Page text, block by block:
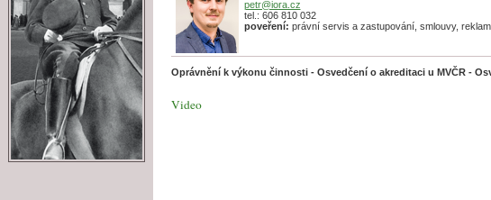
petr@iora.cz
tel.: 606 810 032
poveření: právní servis a zastupování, smlouvy,
Oprávnění k výkonu činnosti - Osvedčení o akreditaci u MVČR -
Video